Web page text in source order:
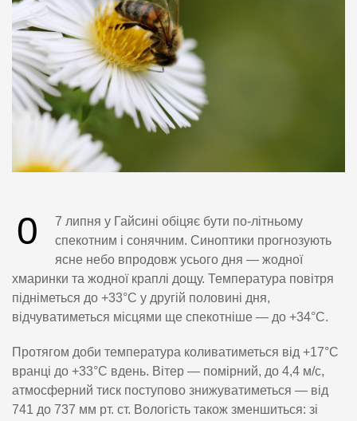
0
7 липня у Гайсині обіцяє бути по-літньому
спекотним і сонячним. Синоптики прогнозують
ясне небо впродовж усього дня — жодної
хмаринки та жодної краплі дощу. Температура повітря
підніметься до +33°C у другій половині дня,
відчуватиметься місцями ще спекотніше — до +34°C.
Протягом доби температура коливатиметься від +17°C
вранці до +33°C вдень. Вітер — помірний, до 4,4 м/с,
атмосферний тиск поступово знижуватиметься — від
741 до 737 мм рт. ст. Вологість також зменшиться: зі